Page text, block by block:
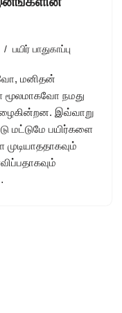
பயிர் பாதுகாப்பு
மனிதன்
மூலமாகவோ நமது
இவ்வாறு
மட்டுமே பயிர்களை